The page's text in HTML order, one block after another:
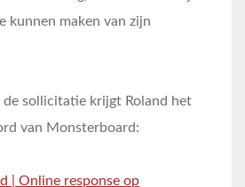
kunnen maken van zijn
sollicitatie krijgt Roland het
van Monsterboard: